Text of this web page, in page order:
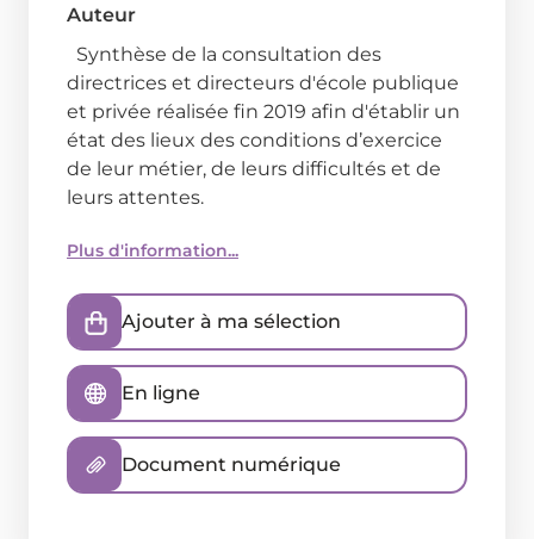
Auteur
Synthèse de la consultation des
directrices et directeurs d'école publique
et privée réalisée fin 2019 afin d'établir un
état des lieux des conditions d’exercice
de leur métier, de leurs difficultés et de
leurs attentes.
Plus d'information...
Ajouter à ma sélection
En ligne
Document numérique